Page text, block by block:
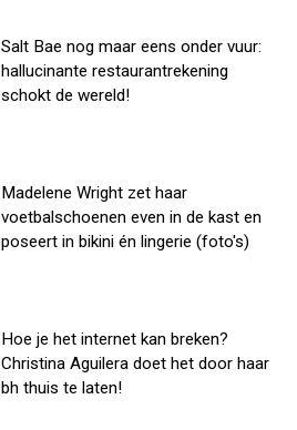
Salt Bae nog maar eens onder vuur:
hallucinante restaurantrekening
schokt de wereld!
Madelene Wright zet haar
voetbalschoenen even in de kast en
poseert in bikini én lingerie (foto's)
Hoe je het internet kan breken?
Christina Aguilera doet het door haar
bh thuis te laten!